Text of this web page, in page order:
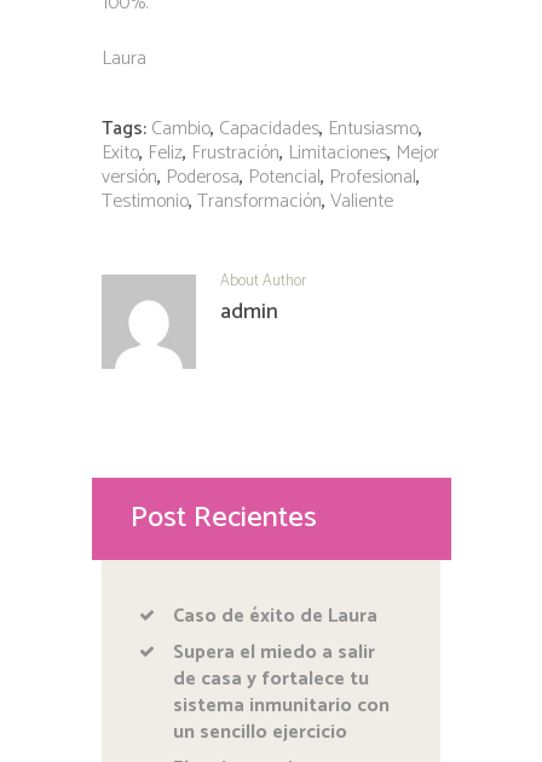
Laura
Tags:Cambio, Capacidades, Entusiasmo,
Exito, Feliz, Frustración, Limitaciones, Mejor
versión, Poderosa, Potencial, Profesional,
Testimonio,Transformación,Valiente
About Author
admin
Post Recientes
Caso de éxito de Laura
Supera el miedo a salir
de casa y fortalece tu
sistema inmunitario con
un sencillo ejercicio